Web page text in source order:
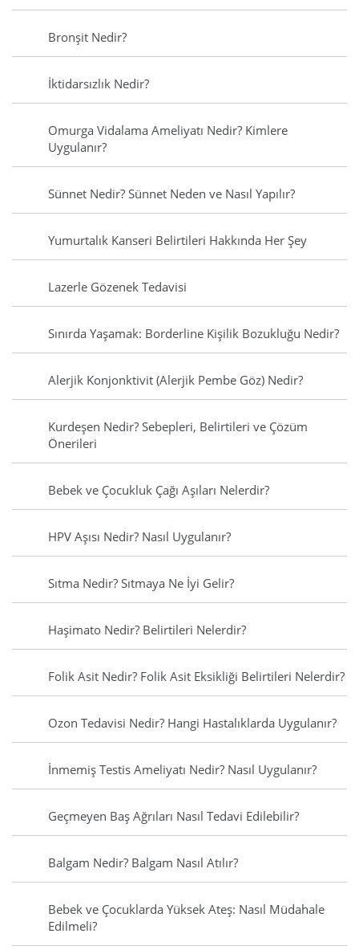
Bronşit Nedir?
İktidarsızlık Nedir?
Omurga Vidalama Ameliyatı Nedir? Kimlere
Uygulanır?
Sünnet Nedir? Sünnet Neden ve Nasıl Yapılır?
Yumurtalık Kanseri Belirtileri Hakkında Her Şey
Lazerle Gözenek Tedavisi
Sınırda Yaşamak: Borderline Kişilik Bozukluğu Nedir?
Alerjik Konjonktivit (Alerjik Pembe Göz) Nedir?
Kurdeşen Nedir? Sebepleri, Belirtileri ve Çözüm
Önerileri
Bebek ve Çocukluk Çağı Aşıları Nelerdir?
HPV Aşısı Nedir? Nasıl Uygulanır?
Sıtma Nedir? Sıtmaya Ne İyi Gelir?
Haşimato Nedir? Belirtileri Nelerdir?
Folik Asit Nedir? Folik Asit Eksikliği Belirtileri Nelerdir?
Ozon Tedavisi Nedir? Hangi Hastalıklarda Uygulanır?
İnmemiş Testis Ameliyatı Nedir? Nasıl Uygulanır?
Geçmeyen Baş Ağrıları Nasıl Tedavi Edilebilir?
Balgam Nedir? Balgam Nasıl Atılır?
Bebek ve Çocuklarda Yüksek Ateş: Nasıl Müdahale
Edilmeli?